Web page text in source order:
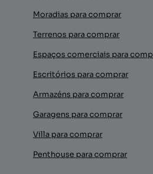
Moradias para comprar
Terrenos para comprar
Espaços comerciais para
Escritórios para comprar
Armazéns para comprar
Garagens para comprar
Villa para comprar
Penthouse para comprar